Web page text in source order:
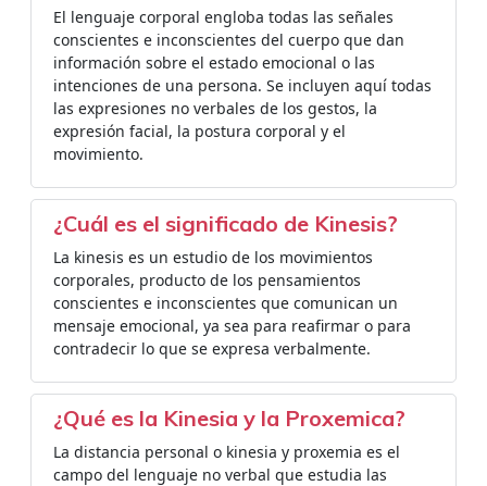
El lenguaje corporal engloba todas las señales
conscientes e inconscientes del cuerpo que dan
información sobre el estado emocional o las
intenciones de una persona. Se incluyen aquí todas
las expresiones no verbales de los gestos, la
expresión facial, la postura corporal y el
movimiento.
¿Cuál es el significado de Kinesis?
La kinesis es un estudio de los movimientos
corporales, producto de los pensamientos
conscientes e inconscientes que comunican un
mensaje emocional, ya sea para reafirmar o para
contradecir lo que se expresa verbalmente.
¿Qué es la Kinesia y la Proxemica?
La distancia personal o kinesia y proxemia es el
campo del lenguaje no verbal que estudia las